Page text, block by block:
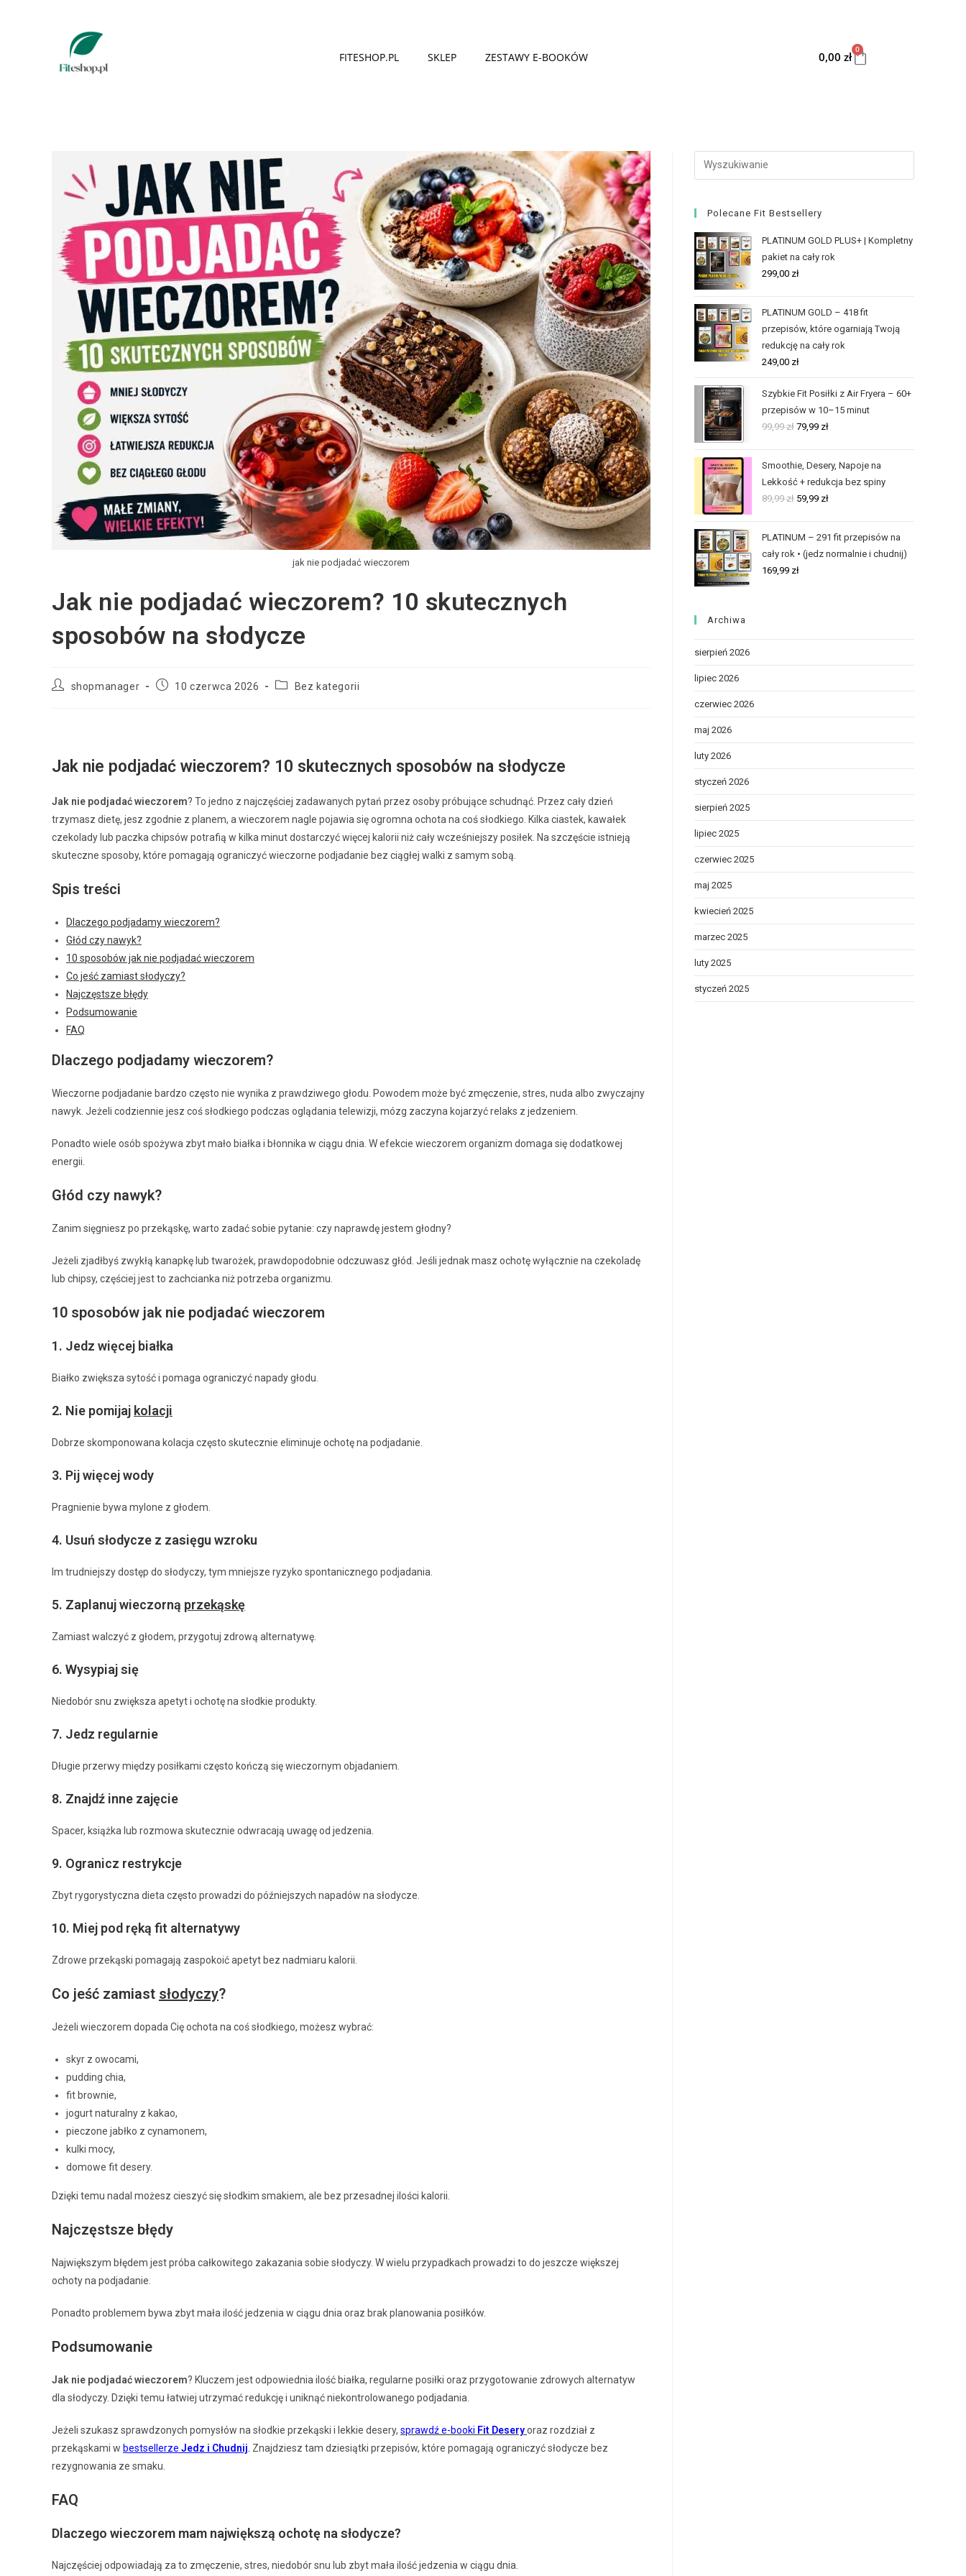
FITESHOP.PL SKLEP ZESTAWY E-BOOKÓW 0,00 zł
0
jak nie podjadać wieczorem
Jak nie podjadać wieczorem? 10 skutecznych
sposobów na słodycze
shopmanager 10 czerwca 2026 Bez kategorii
Jak nie podjadać wieczorem? 10 skutecznych sposobów na słodycze
Jak nie podjadać wieczorem? To jedno z najczęściej zadawanych pytań przez osoby próbujące schudnąć. Przez cały dzień
trzymasz dietę, jesz zgodnie z planem, a wieczorem nagle pojawia się ogromna ochota na coś słodkiego. Kilka ciastek, kawałek
czekolady lub paczka chipsów potrafią w kilka minut dostarczyć więcej kalorii niż cały wcześniejszy posiłek. Na szczęście istnieją
skuteczne sposoby, które pomagają ograniczyć wieczorne podjadanie bez ciągłej walki z samym sobą.
Spis treści
Dlaczego podjadamy wieczorem?
Głód czy nawyk?
10 sposobów jak nie podjadać wieczorem
Co jeść zamiast słodyczy?
Najczęstsze błędy
Podsumowanie
FAQ
Dlaczego podjadamy wieczorem?
Wieczorne podjadanie bardzo często nie wynika z prawdziwego głodu. Powodem może być zmęczenie, stres, nuda albo zwyczajny
nawyk. Jeżeli codziennie jesz coś słodkiego podczas oglądania telewizji, mózg zaczyna kojarzyć relaks z jedzeniem.
Ponadto wiele osób spożywa zbyt mało białka i błonnika w ciągu dnia. W efekcie wieczorem organizm domaga się dodatkowej
energii.
Głód czy nawyk?
Zanim sięgniesz po przekąskę, warto zadać sobie pytanie: czy naprawdę jestem głodny?
Jeżeli zjadłbyś zwykłą kanapkę lub twarożek, prawdopodobnie odczuwasz głód. Jeśli jednak masz ochotę wyłącznie na czekoladę
lub chipsy, częściej jest to zachcianka niż potrzeba organizmu.
10 sposobów jak nie podjadać wieczorem
1. Jedz więcej białka
Białko zwiększa sytość i pomaga ograniczyć napady głodu.
2. Nie pomijaj kolacji
Dobrze skomponowana kolacja często skutecznie eliminuje ochotę na podjadanie.
3. Pij więcej wody
Pragnienie bywa mylone z głodem.
4. Usuń słodycze z zasięgu wzroku
Im trudniejszy dostęp do słodyczy, tym mniejsze ryzyko spontanicznego podjadania.
5. Zaplanuj wieczorną przekąskę
Zamiast walczyć z głodem, przygotuj zdrową alternatywę.
6. Wysypiaj się
Niedobór snu zwiększa apetyt i ochotę na słodkie produkty.
7. Jedz regularnie
Długie przerwy między posiłkami często kończą się wieczornym objadaniem.
8. Znajdź inne zajęcie
Spacer, książka lub rozmowa skutecznie odwracają uwagę od jedzenia.
9. Ogranicz restrykcje
Zbyt rygorystyczna dieta często prowadzi do późniejszych napadów na słodycze.
10. Miej pod ręką fit alternatywy
Zdrowe przekąski pomagają zaspokoić apetyt bez nadmiaru kalorii.
Co jeść zamiast słodyczy?
Jeżeli wieczorem dopada Cię ochota na coś słodkiego, możesz wybrać:
skyr z owocami,
pudding chia,
fit brownie,
jogurt naturalny z kakao,
pieczone jabłko z cynamonem,
kulki mocy,
domowe fit desery.
Dzięki temu nadal możesz cieszyć się słodkim smakiem, ale bez przesadnej ilości kalorii.
Najczęstsze błędy
Największym błędem jest próba całkowitego zakazania sobie słodyczy. W wielu przypadkach prowadzi to do jeszcze większej
ochoty na podjadanie.
Ponadto problemem bywa zbyt mała ilość jedzenia w ciągu dnia oraz brak planowania posiłków.
Podsumowanie
Jak nie podjadać wieczorem? Kluczem jest odpowiednia ilość białka, regularne posiłki oraz przygotowanie zdrowych alternatyw
dla słodyczy. Dzięki temu łatwiej utrzymać redukcję i uniknąć niekontrolowanego podjadania.
Jeżeli szukasz sprawdzonych pomysłów na słodkie przekąski i lekkie desery, sprawdź e-booki Fit Deseryoraz rozdział z
przekąskami w bestsellerze Jedz i Chudnij. Znajdziesz tam dziesiątki przepisów, które pomagają ograniczyć słodycze bez
rezygnowania ze smaku.
FAQ
Dlaczego wieczorem mam największą ochotę na słodycze?
Najczęściej odpowiadają za to zmęczenie, stres, niedobór snu lub zbyt mała ilość jedzenia w ciągu dnia.
Polecane Fit Bestsellery
PLATINUM GOLD PLUS+ | Kompletny
pakiet na cały rok
299,00 zł
PLATINUM GOLD – 418 fit
przepisów, które ogarniają Twoją
redukcję na cały rok
249,00 zł
Szybkie Fit Posiłki z Air Fryera – 60+
przepisów w 10–15 minut
99,99zł 79,99 zł
Smoothie, Desery, Napoje na
Lekkość + redukcja bez spiny
89,99zł 59,99 zł
PLATINUM – 291 fit przepisów na
cały rok • (jedz normalnie i chudnij)
169,99 zł
Archiwa
sierpień 2026
lipiec 2026
czerwiec 2026
maj 2026
luty 2026
styczeń 2026
sierpień 2025
lipiec 2025
czerwiec 2025
maj 2025
kwiecień 2025
marzec 2025
luty 2025
styczeń 2025